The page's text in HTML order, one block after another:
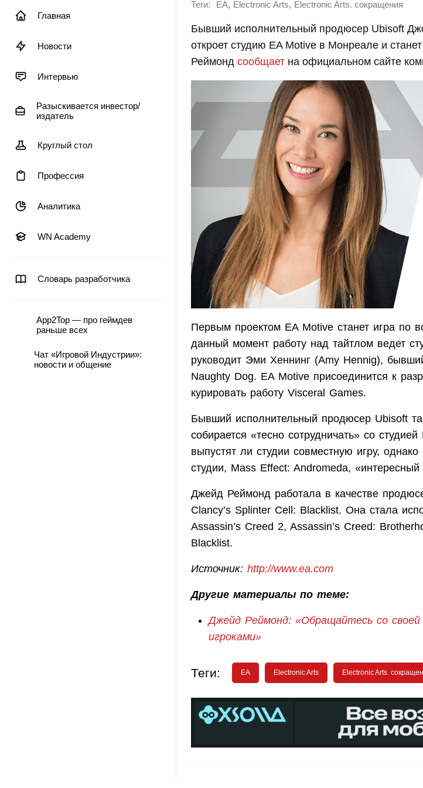
Главная
Новости
Интервью
Разыскивается инвестор/
издатель
Круглый стол
Профессия
Аналитика
WN Academy
Словарь разработчика
App2Top — про геймдев
раньше всех
Чат «Игровой Индустрии»:
новости и общение
Теги: EA, Electronic Arts, Electronic Arts. сокращения
Бывший исполнительный продюсер Ubisoft
откроет студию EA Motive в Монреале и
Реймонд сообщает на официальном сайте
Первым проектом EA Motive станет игра по
данный момент работу над тайтлом ведет
руководит Эми Хеннинг (Amy Hennig),
Naughty Dog. EA Motive присоединится к
курировать работу Visceral Games.
Бывший исполнительный продюсер Ubisoft
собирается «тесно сотрудничать» со
выпустят ли студии совместную игру,
студии, Mass Effect: Andromeda, «интересный
Джейд Реймонд работала в качестве
Clancy’s Splinter Cell: Blacklist. Она стала
Assassin’s Creed 2, Assassin’s Creed:
Blacklist.
Источник: http://www.ea.com
Другие материалы по теме:
Джейд Реймонд: «Обращайтесь со
игроками»
Теги: EA Electronic Arts Electronic Arts.